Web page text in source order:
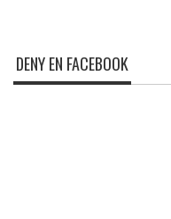
DENY EN FACEBOOK